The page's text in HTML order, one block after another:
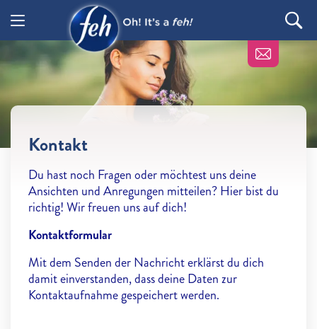
Kontakt
Du hast noch Fragen oder möchtest uns deine
Ansichten und Anregungen mitteilen? Hier bist du
richtig! Wir freuen uns auf dich!
Kontaktformular
Mit dem Senden der Nachricht erklärst du dich
damit einverstanden, dass deine Daten zur
Kontaktaufnahme gespeichert werden.